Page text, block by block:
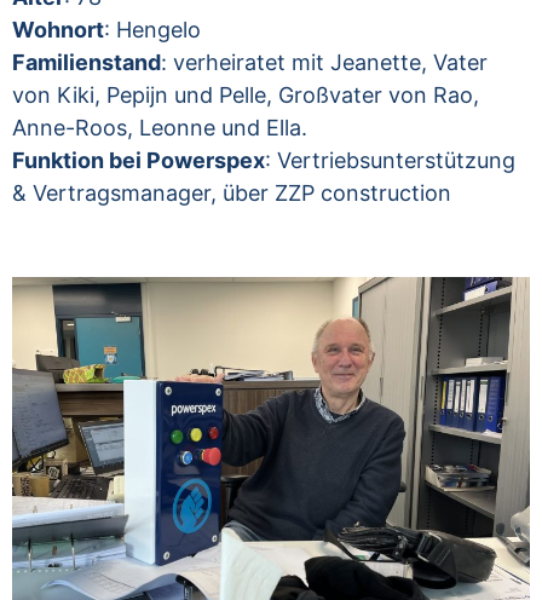
Wohnort: Hengelo
Familienstand: verheiratet mit Jeanette, Vater
von Kiki, Pepijn und Pelle, Großvater von Rao,
Anne-Roos, Leonne und Ella.
Funktion bei Powerspex: Vertriebsunterstützung
& Vertragsmanager, über ZZP construction